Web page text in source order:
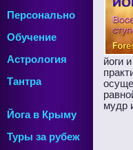
Персонально
Обучение
Астрология
Тантра
Йога в Крыму
Туры за рубеж
йоги
мудр